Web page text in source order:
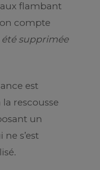
flambant
compte
été supprimée
est
rescousse
un
s’est